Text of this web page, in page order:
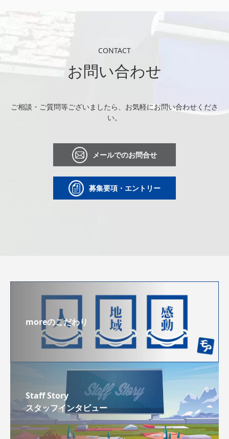
CONTACT
お問い合わせ
ご相談・ご質問等ございましたら、お気軽にお問い合わせくださ
い。
メールでのお問合せ
募集要項・エントリー
moreのこだわり
Staff Story
スタッフインタビュー